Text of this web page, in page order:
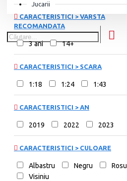
Jucarii
CARACTERISTICI > VARSTA
RECOMANDATA
3 ani 14+
CARACTERISTICI > SCARA
1:18 1:24 1:43
CARACTERISTICI > AN
2019 2022 2023
CARACTERISTICI > CULOARE
Albastru Negru
Rosu
Visiniu